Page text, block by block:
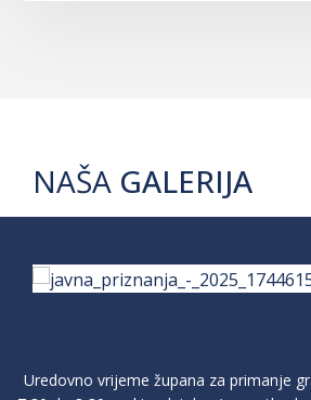
NAŠA GALERIJA
Uredovno vrijeme župana za primanje